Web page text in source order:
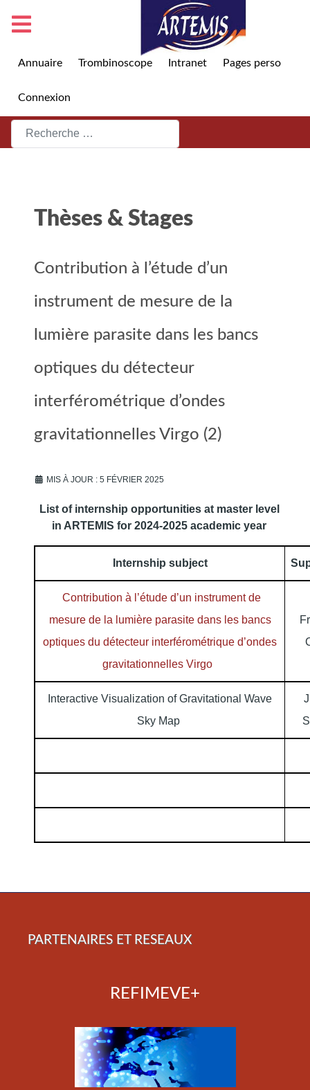
Annuaire Trombinoscope Intranet Pages perso
Connexion
Rechercher
Thèses & Stages
Contribution à l’étude d’un
instrument de mesure de la
lumière parasite dans les bancs
optiques du détecteur
interférométrique d’ondes
gravitationnelles Virgo (2)
MIS À JOUR : 5 FÉVRIER 2025
List of internship opportunities at master level
in ARTEMIS for 2024-2025 academic year
Internship subject
Contribution à l’étude d’un instrument de
mesure de la lumière parasite dans les bancs
optiques du détecteur interférométrique d’ondes
gravitationnelles Virgo
Interactive Visualization of Gravitational Wave
Sky Map
PARTENAIRES ET RESEAUX
REFIMEVE+